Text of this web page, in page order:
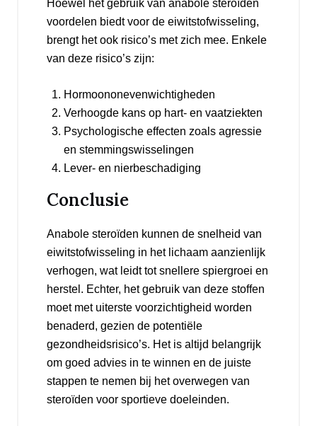
Hoewel het gebruik van anabole steroïden
voordelen biedt voor de eiwitstofwisseling,
brengt het ook risico’s met zich mee. Enkele
van deze risico’s zijn:
Hormoononevenwichtigheden
Verhoogde kans op hart- en vaatziekten
Psychologische effecten zoals agressie
en stemmingswisselingen
Lever- en nierbeschadiging
Conclusie
Anabole steroïden kunnen de snelheid van
eiwitstofwisseling in het lichaam aanzienlijk
verhogen, wat leidt tot snellere spiergroei en
herstel. Echter, het gebruik van deze stoffen
moet met uiterste voorzichtigheid worden
benaderd, gezien de potentiële
gezondheidsrisico’s. Het is altijd belangrijk
om goed advies in te winnen en de juiste
stappen te nemen bij het overwegen van
steroïden voor sportieve doeleinden.